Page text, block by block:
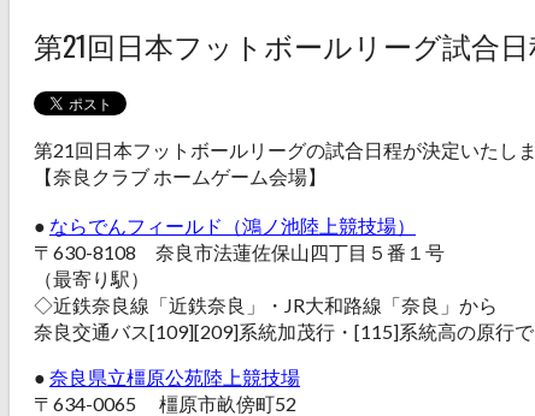
第21回日本フットボールリーグ試合
第21回日本フットボールリーグの試合日程が決定いたし
【奈良クラブ ホームゲーム会場】
● ならでんフィールド（鴻ノ池陸上競技場）
〒630-8108 奈良市法蓮佐保山四丁目５番１号
（最寄り駅）
◇近鉄奈良線「近鉄奈良」・JR大和路線「奈良」から
ㅤ奈良交通バス[109][209]系統加茂行・[115]系統高の原行
● 奈良県立橿原公苑陸上競技場
〒634-0065 橿原市畝傍町52